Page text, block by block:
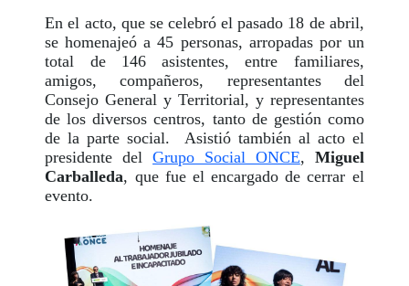
En el acto, que se celebró el pasado 18 de abril,
se homenajeó a 45 personas, arropadas por un
total de 146 asistentes, entre familiares,
amigos, compañeros, representantes del
Consejo General y Territorial, y representantes
de los diversos centros, tanto de gestión como
de la parte social. Asistió también al acto el
presidente delGrupo Social ONCE, Miguel
Carballeda, que fue el encargado de cerrar el
evento.